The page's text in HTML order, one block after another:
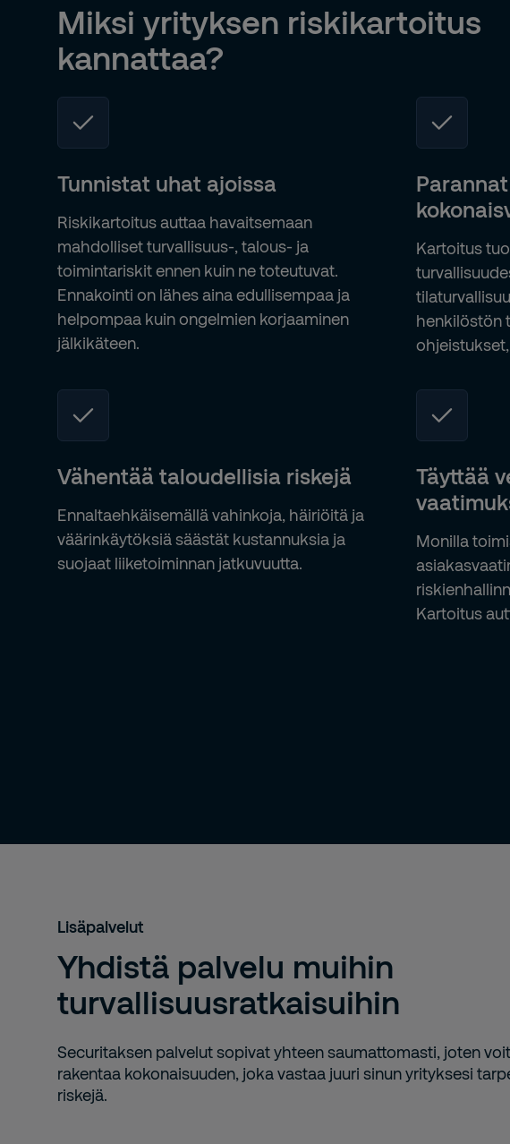
Miksi yrityksen riskikartoitus
kannattaa?
Tunnistat uhat ajoissa
Riskikartoitus auttaa havaitsemaan
mahdolliset turvallisuus-, talous- ja
toimintariskit ennen kuin ne toteutuvat.
Ennakointi on lähes aina edullisempaa ja
helpompaa kuin ongelmien korjaaminen
jälkikäteen.
Kartoitus
henkilöstön
Vähentää taloudellisia riskejä
Ennaltaehkäisemällä vahinkoja, häiriöitä ja
väärinkäytöksiä säästät kustannuksia ja
suojaat liiketoiminnan jatkuvuutta.
Täyttää
Monilla
Kartoitus
Lisäpalvelut
Yhdistä palvelu muihin
turvallisuusratkaisuihin
Securitaksen palvelut sopivat yhteen saumattomasti, joten voit
rakentaa kokonaisuuden, joka vastaa juuri sinun yrityksesi
riskejä.